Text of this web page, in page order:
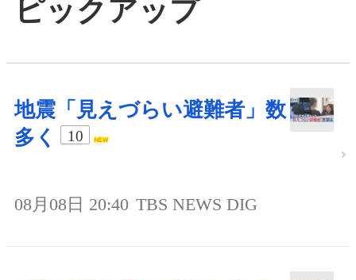
ピックアップ
地震「見えづらい避難者」数
多く
10
08月08日 20:40 TBS NEWS DIG